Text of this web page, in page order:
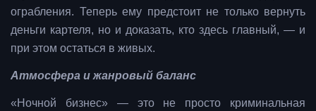
ограбления. Теперь ему предстоит не только вернуть
деньги картеля, но и доказать, кто здесь главный, — и
при этом остаться в живых.
Атмосфера и жанровый баланс
«Ночной бизнес» — это не просто криминальная